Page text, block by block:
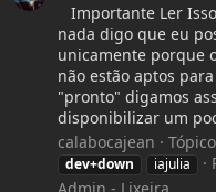
Importante Ler
nada digo que eu
unicamente porque
não estão aptos
"pronto" digamos
disponibilizar um
calabocajean
Tópico
dev+down iajulia